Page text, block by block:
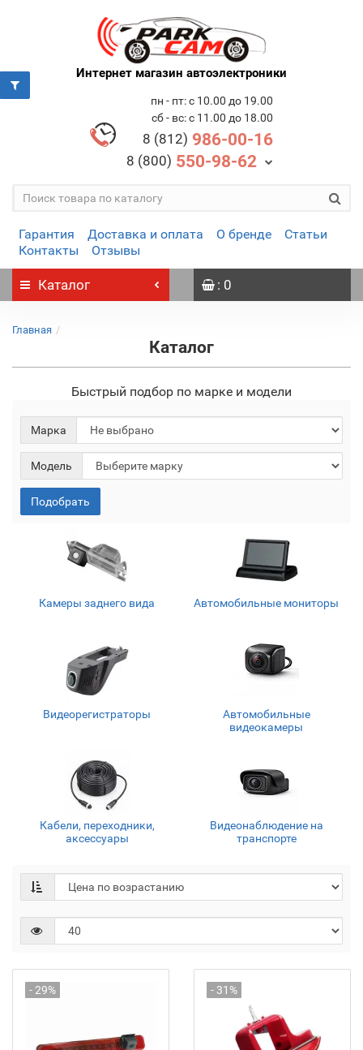
Интернет магазин автоэлектроники
пн - пт: с 10.00 до 19.00
сб - вс: с 11.00 до 18.00
8 (812) 986-00-16
8 (800) 550-98-62
Гарантия Доставка и оплата О бренде
Статьи
Контакты
Отзывы
Каталог : 0
Главная
Каталог
Быстрый подбор по марке и модели
Марка
Модель
Подобрать
Камеры заднего вида Автомобильные мониторы
Видеорегистраторы
Автомобильные
видеокамеры
Кабели, переходники,
аксессуары
Видеонаблюдение на
транспорте
- 29% - 31%